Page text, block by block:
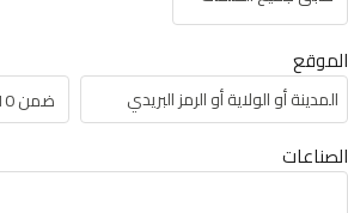
الموقع
الصناعات